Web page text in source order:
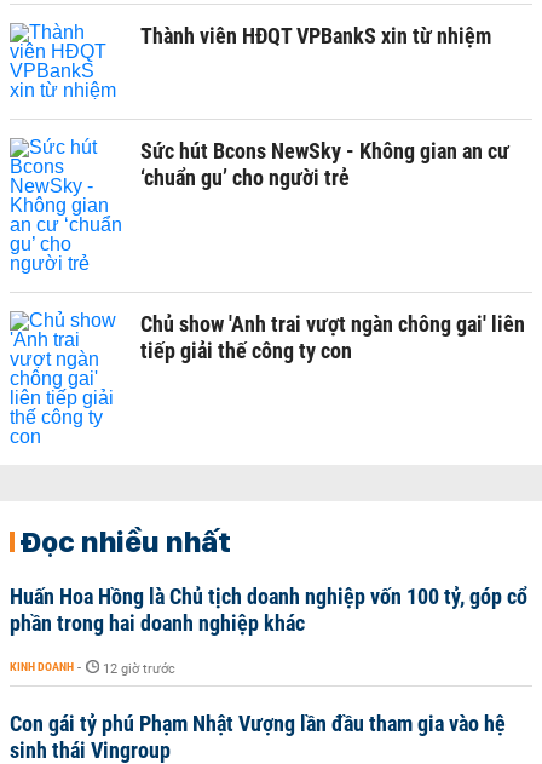
Thành viên HĐQT VPBankS xin từ nhiệm
Sức hút Bcons NewSky - Không gian an cư
‘chuẩn gu’ cho người trẻ
Chủ show 'Anh trai vượt ngàn chông gai' liên
tiếp giải thế công ty con
Đọc nhiều nhất
Huấn Hoa Hồng là Chủ tịch doanh nghiệp vốn 100 tỷ, góp cổ
phần trong hai doanh nghiệp khác
KINH DOANH - 12 giờ trước
Con gái tỷ phú Phạm Nhật Vượng lần đầu tham gia vào hệ
sinh thái Vingroup